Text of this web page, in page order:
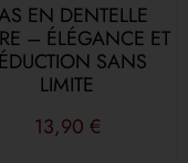
EN DENTELLE
– ÉLÉGANCE ET
SANS
LIMITE
13,90 €